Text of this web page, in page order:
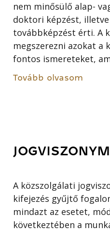
nem minősülő alap-
doktori képzést, illetve
továbbképzést érti. A
megszerezni azokat a
fontos ismereteket,
Tovább olvasom
A közszolgálati
kifejezés gyűjtő
mindazt az esetet,
következtében a